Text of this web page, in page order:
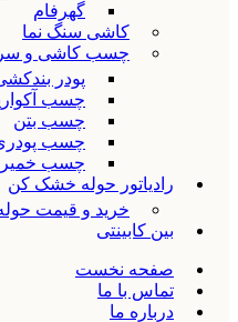
گهرفام
کاشی سنگ نما
چسب کاشی و
پودر
چسب
چسب بتن
چسب
چسب
رادیاتور حوله خشک کن
خرید و قیمت
بین کابینتی
صفحه نخست
تماس با ما
درباره ما